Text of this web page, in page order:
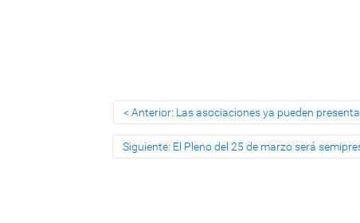
Anterior: Las asociaciones ya pueden
Siguiente: El Pleno del 25 de marzo será